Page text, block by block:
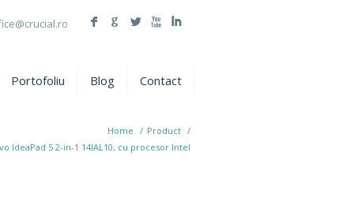
F G L X I
Portofoliu Blog Contact
Home / Product /
IdeaPad 5 2-in-1 14IAL10, cu procesor Intel